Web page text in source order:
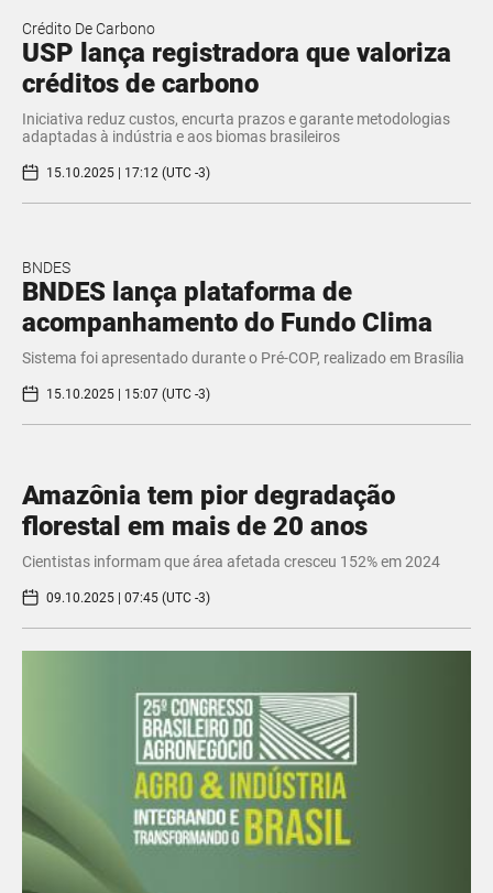
Crédito De Carbono
USP lança registradora que valoriza
créditos de carbono
Iniciativa reduz custos, encurta prazos e garante metodologias
adaptadas à indústria e aos biomas brasileiros
15.10.2025 | 17:12 (UTC -3)
BNDES
BNDES lança plataforma de
acompanhamento do Fundo Clima
Sistema foi apresentado durante o Pré-COP, realizado em Brasília
15.10.2025 | 15:07 (UTC -3)
Amazônia tem pior degradação
florestal em mais de 20 anos
Cientistas informam que área afetada cresceu 152% em 2024
09.10.2025 | 07:45 (UTC -3)